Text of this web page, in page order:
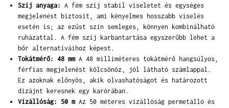
Szíj anyaga: A fém szíj stabil viseletet és egységes
megjelenést biztosít, ami kényelmes hosszabb viselés
esetén is; az ezüst szín semleges, könnyen kombinálható
ruházattal. A fém szíj karbantartása egyszerűbb lehet a
bőr alternatíváihoz képest.
Tokátmérő: 48 mmA 48 milliméteres tokátmérő hangsúlyos,
férfias megjelenést kölcsönöz, jól látható számlappal.
Ez azoknak előnyös, akik olvashatóságot és határozott
dizájnt keresnek egy karórában.
Vízállóság: 50 mAz 50 méteres vízállóság permetálló és